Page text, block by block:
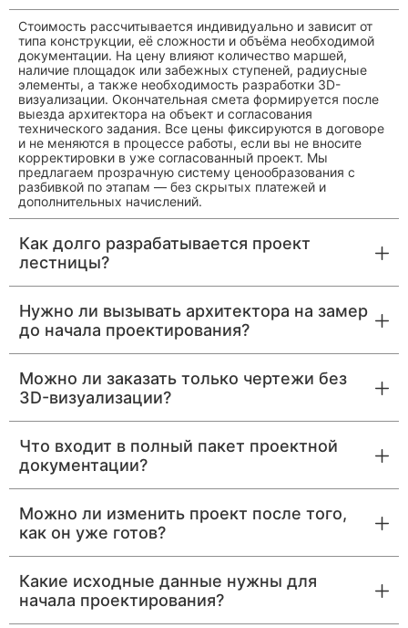
Стоимость рассчитывается индивидуально и зависит от
типа конструкции, её сложности и объёма необходимой
документации. На цену влияют количество маршей,
наличие площадок или забежных ступеней, радиусные
элементы, а также необходимость разработки 3D-
визуализации. Окончательная смета формируется после
выезда архитектора на объект и согласования
технического задания. Все цены фиксируются в договоре
и не меняются в процессе работы, если вы не вносите
корректировки в уже согласованный проект. Мы
предлагаем прозрачную систему ценообразования с
разбивкой по этапам — без скрытых платежей и
дополнительных начислений.
Как долго разрабатывается проект
лестницы?
Нужно ли вызывать архитектора на замер
до начала проектирования?
Можно ли заказать только чертежи без
3D-визуализации?
Что входит в полный пакет проектной
документации?
Можно ли изменить проект после того,
как он уже готов?
Какие исходные данные нужны для
начала проектирования?